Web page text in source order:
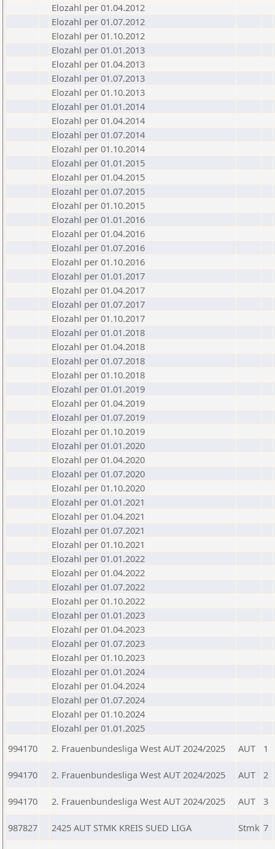
Elozahl per 01.04.2012
Elozahl per 01.07.2012
Elozahl per 01.10.2012
Elozahl per 01.01.2013
Elozahl per 01.04.2013
Elozahl per 01.07.2013
Elozahl per 01.10.2013
Elozahl per 01.01.2014
Elozahl per 01.04.2014
Elozahl per 01.07.2014
Elozahl per 01.10.2014
Elozahl per 01.01.2015
Elozahl per 01.04.2015
Elozahl per 01.07.2015
Elozahl per 01.10.2015
Elozahl per 01.01.2016
Elozahl per 01.04.2016
Elozahl per 01.07.2016
Elozahl per 01.10.2016
Elozahl per 01.01.2017
Elozahl per 01.04.2017
Elozahl per 01.07.2017
Elozahl per 01.10.2017
Elozahl per 01.01.2018
Elozahl per 01.04.2018
Elozahl per 01.07.2018
Elozahl per 01.10.2018
Elozahl per 01.01.2019
Elozahl per 01.04.2019
Elozahl per 01.07.2019
Elozahl per 01.10.2019
Elozahl per 01.01.2020
Elozahl per 01.04.2020
Elozahl per 01.07.2020
Elozahl per 01.10.2020
Elozahl per 01.01.2021
Elozahl per 01.04.2021
Elozahl per 01.07.2021
Elozahl per 01.10.2021
Elozahl per 01.01.2022
Elozahl per 01.04.2022
Elozahl per 01.07.2022
Elozahl per 01.10.2022
Elozahl per 01.01.2023
Elozahl per 01.04.2023
Elozahl per 01.07.2023
Elozahl per 01.10.2023
Elozahl per 01.01.2024
Elozahl per 01.04.2024
Elozahl per 01.07.2024
Elozahl per 01.10.2024
Elozahl per 01.01.2025
994170
2. Frauenbundesliga West AUT 2024/2025 AUT 1
994170 2. Frauenbundesliga West AUT 2024/2025 AUT 2
994170 2. Frauenbundesliga West AUT 2024/2025 AUT 3
987827 2425 AUT STMK KREIS SUED LIGA Stmk 7